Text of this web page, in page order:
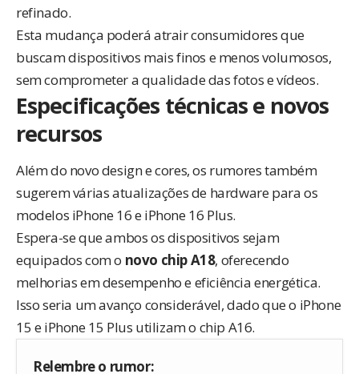
refinado.
Esta mudança poderá atrair consumidores que
buscam dispositivos mais finos e menos volumosos,
sem comprometer a qualidade das fotos e vídeos.
Especificações técnicas e novos
recursos
Além do novo design e cores, os rumores também
sugerem várias atualizações de hardware para os
modelos iPhone 16 e iPhone 16 Plus.
Espera-se que ambos os dispositivos sejam
equipados com o novo chip A18, oferecendo
melhorias em desempenho e eficiência energética.
Isso seria um avanço considerável, dado que o iPhone
15 e iPhone 15 Plus utilizam o chip A16.
Relembre o rumor: